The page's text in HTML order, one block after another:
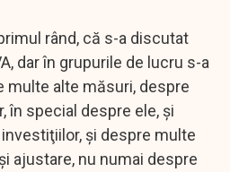
rând, că s-a discutat
dar în grupurile de lucru s-a
alte măsuri, despre
în special despre ele, şi
şi despre multe
ajustare, nu numai despre